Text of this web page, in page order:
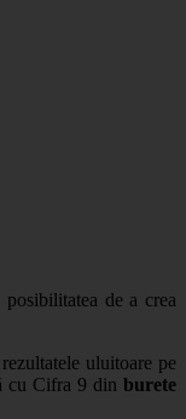
de a crea
uluitoare pe
cu Cifra 9 din burete